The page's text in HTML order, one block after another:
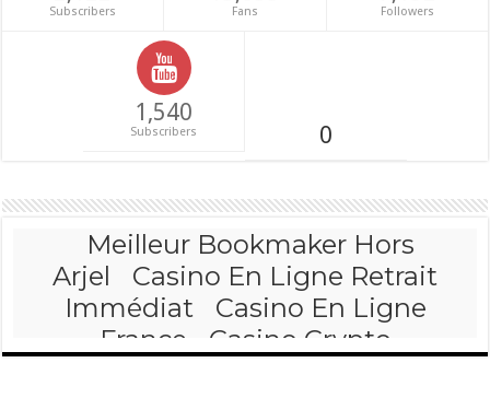
Subscribers Fans Followers
1,540
Subscribers 0